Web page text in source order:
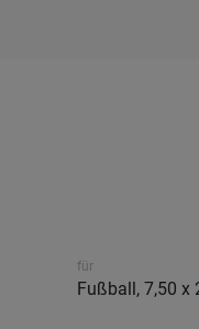
für
Fußball, 7,50 x